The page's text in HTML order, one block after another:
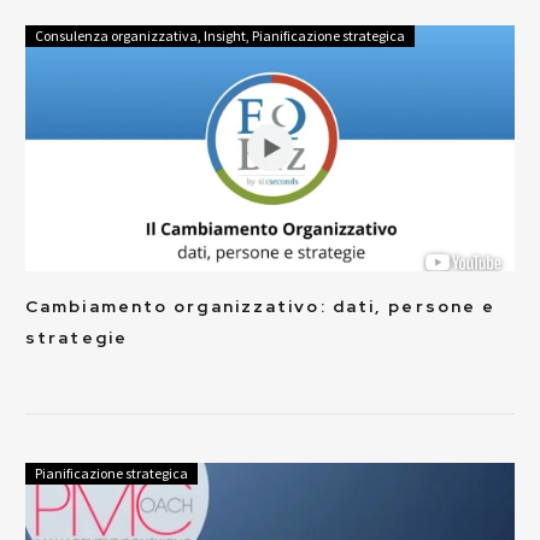
Consulenza organizzativa, Insight, Pianificazione strategica
Cambiamento organizzativo: dati, persone e
strategie
Pianificazione strategica